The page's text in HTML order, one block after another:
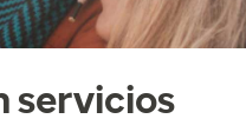
servicios